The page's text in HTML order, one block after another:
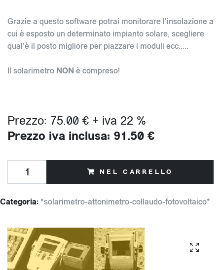
Grazie a questo software potrai monitorare l'insolazione a
cui è esposto un determinato impianto solare, scegliere
qual'è il posto migliore per piazzare i moduli ecc.....
Il solarimetro NON è compreso!
Prezzo: 75.00 € + iva 22 %
Prezzo iva inclusa: 91.50 €
NEL CARRELLO
Categoria: *solarimetro-attonimetro-collaudo-fotovoltaico*